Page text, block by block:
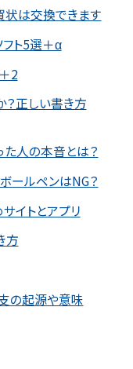
状は交換できます
ト5選＋α
2
正しい書き方
人の本音とは？
ールペンはNG？
イトとアプリ
方
の起源や意味